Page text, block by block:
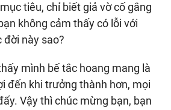
tiêu, chỉ biết giả vờ cố gắng
không cảm thấy có lỗi với
đời này sao?
mình bế tắc hoang mang là
đến khi trưởng thành hơn, mọi
Vậy thì chúc mừng bạn, bạn